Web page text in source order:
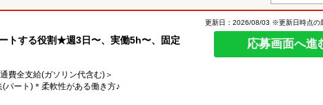
トする役割★週3日〜、実働5h〜、固定
更新日：2026/08/03 ※更新日時点の
応募画面へ進
全支給(ガソリン代含む)＞
(パート)＊柔軟性がある働き方♪